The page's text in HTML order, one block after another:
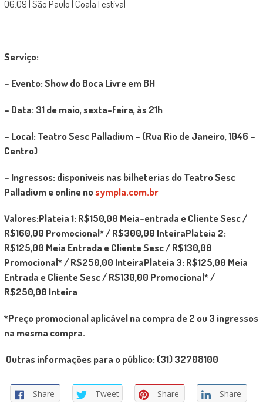
06.09 | São Paulo | Coala Festival
Serviço:
– Evento: Show do Boca Livre em BH
– Data: 31 de maio, sexta-feira, às 21h
– Local: Teatro Sesc Palladium – (Rua Rio de Janeiro, 1046 –
Centro)
– Ingressos: disponíveis nas bilheterias do Teatro Sesc
Palladium e online nosympla.com.br
Valores:Plateia 1: R$150,00 Meia-entrada e Cliente Sesc /
R$160,00 Promocional* / R$300,00 InteiraPlateia 2:
R$125,00 Meia Entrada e Cliente Sesc / R$130,00
Promocional* / R$250,00 InteiraPlateia 3: R$125,00 Meia
Entrada e Cliente Sesc / R$130,00 Promocional* /
R$250,00 Inteira
*Preço promocional aplicável na compra de 2 ou 3 ingressos
na mesma compra.
Outras informações para o público: (31) 32708100
Share Tweet Share Share